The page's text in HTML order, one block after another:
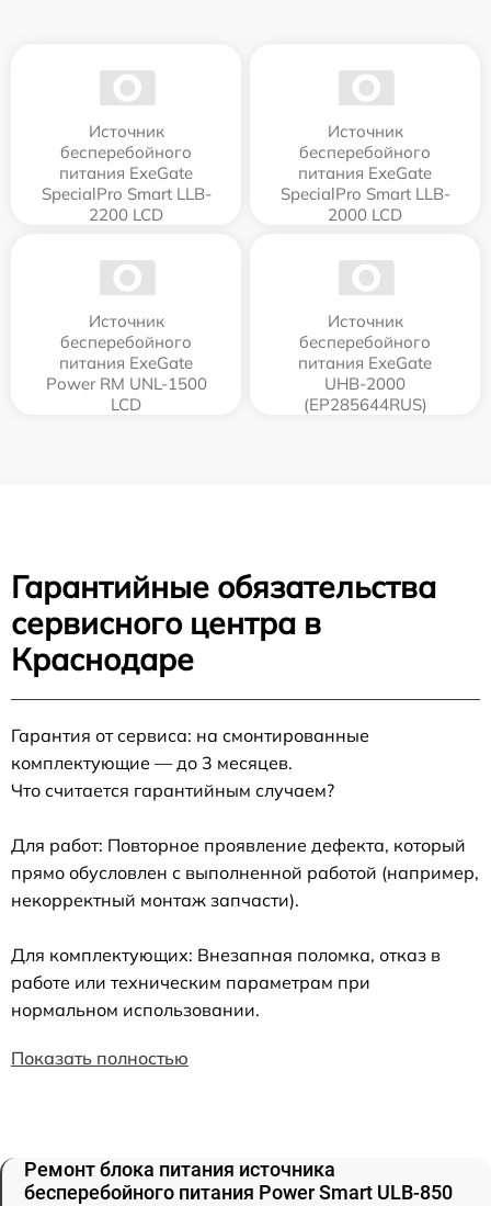
Источник
бесперебойного
питания ExeGate
SpecialPro Smart LLB-
2200 LCD
Источник
бесперебойного
питания ExeGate
SpecialPro Smart LLB-
2000 LCD
Источник
бесперебойного
питания ExeGate
Power RM UNL-1500
LCD
Источник
бесперебойного
питания ExeGate
UHB-2000
(EP285644RUS)
Гарантийные обязательства
сервисного центра в
Краснодаре
Гарантия от сервиса: на смонтированные
комплектующие — до 3 месяцев.
Что считается гарантийным случаем?
Для работ: Повторное проявление дефекта, который
прямо обусловлен с выполненной работой (например,
некорректный монтаж запчасти).
Для комплектующих: Внезапная поломка, отказ в
работе или техническим параметрам при
нормальном использовании.
Показать полностью
Ремонт блока питания источника
бесперебойного питания Power Smart ULB-850